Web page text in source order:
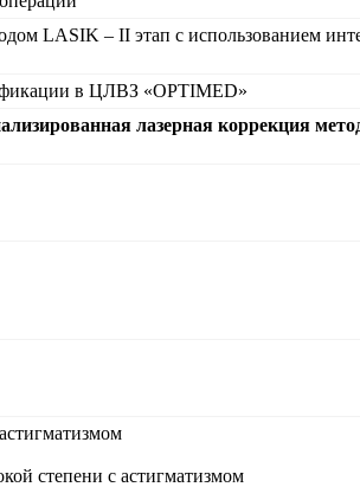
LASIK – II этап с использованием
в ЦЛВЗ «OPTIMED»
лазерная коррекция
степени с астигматизмом